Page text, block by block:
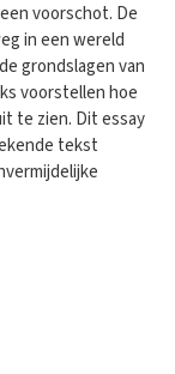
voorschot. De
in een wereld
grondslagen van
voorstellen hoe
te zien. Dit essay
tekst